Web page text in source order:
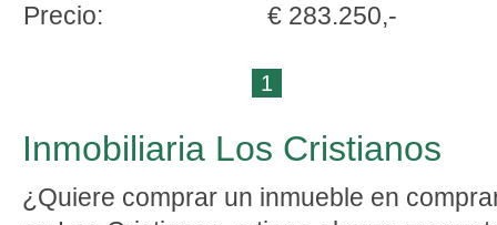
Precio:
€ 283.250,-
1
Inmobiliaria Los Cristianos
¿Quiere comprar un inmueble en